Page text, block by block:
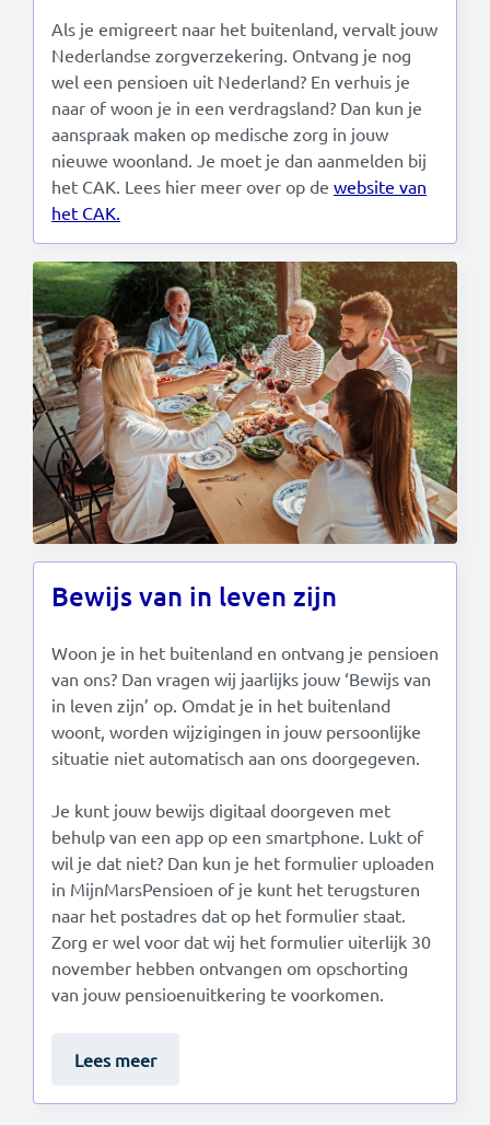
Als je emigreert naar het buitenland, vervalt jouw
Nederlandse zorgverzekering. Ontvang je nog
wel een pensioen uit Nederland? En verhuis je
naar of woon je in een verdragsland? Dan kun je
aanspraak maken op medische zorg in jouw
nieuwe woonland. Je moet je dan aanmelden bij
het CAK. Lees hier meer over op de website van
het CAK.
Bewijs van in leven zijn
Woon je in het buitenland en ontvang je pensioen
van ons? Dan vragen wij jaarlijks jouw ‘Bewijs van
in leven zijn’ op. Omdat je in het buitenland
woont, worden wijzigingen in jouw persoonlijke
situatie niet automatisch aan ons doorgegeven.
Je kunt jouw bewijs digitaal doorgeven met
behulp van een app op een smartphone. Lukt of
wil je dat niet? Dan kun je het formulier uploaden
in MijnMarsPensioen of je kunt het terugsturen
naar het postadres dat op het formulier staat.
Zorg er wel voor dat wij het formulier uiterlijk 30
november hebben ontvangen om opschorting
van jouw pensioenuitkering te voorkomen.
Lees meer